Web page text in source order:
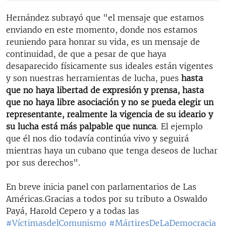
Hernández subrayó que "el mensaje que estamos
enviando en este momento, donde nos estamos
reuniendo para honrar su vida, es un mensaje de
continuidad, de que a pesar de que haya
desaparecido físicamente sus ideales están vigentes
y son nuestras herramientas de lucha, pues hasta
que no haya libertad de expresión y prensa, hasta
que no haya libre asociación y no se pueda elegir un
representante, realmente la vigencia de su ideario y
su lucha está más palpable que nunca. El ejemplo
que él nos dio todavía continúa vivo y seguirá
mientras haya un cubano que tenga deseos de luchar
por sus derechos".
En breve inicia panel con parlamentarios de Las
Américas.Gracias a todos por su tributo a Oswaldo
Payá, Harold Cepero y a todas las
#VíctimasdelComunismo #MártiresDeLaDemocracia